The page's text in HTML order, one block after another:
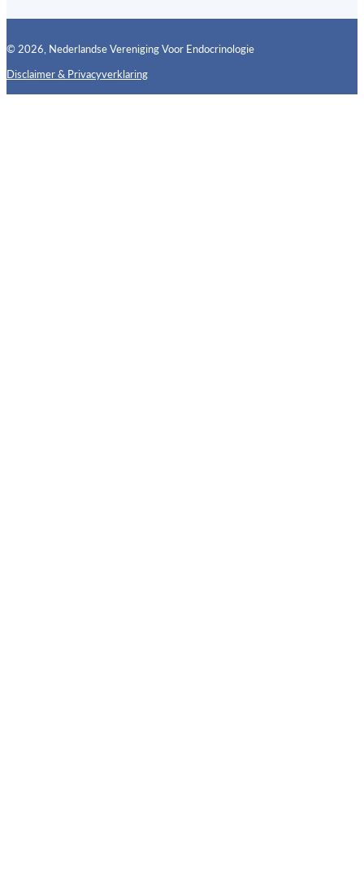
© 2026, Nederlandse Vereniging Voor Endocrinologie
Disclaimer & PrivacyverklaringFollow us on X